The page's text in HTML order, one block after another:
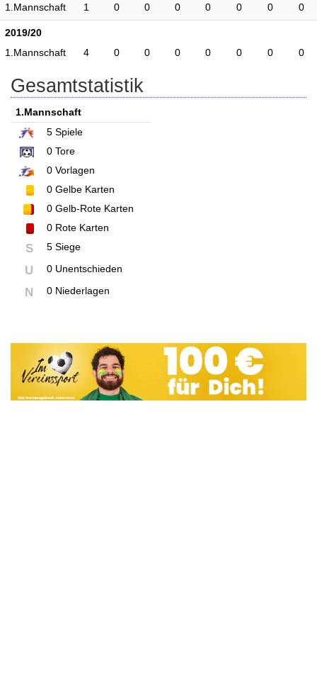
1.Mannschaft
1 0 0 0 0 0 0 0
2019/20
1.Mannschaft
4 0 0 0 0 0 0 0
Gesamtstatistik
1.Mannschaft
5 Spiele
0 Tore
0 Vorlagen
0 Gelbe Karten
0 Gelb-Rote Karten
0 Rote Karten
S 5 Siege
U 0 Unentschieden
N 0 Niederlagen